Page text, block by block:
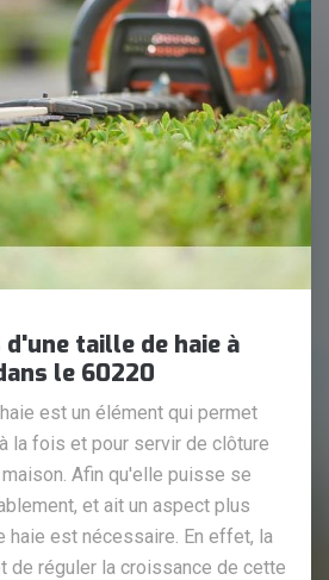
taille de haie à
le 60220
est un élément qui permet
la fois et pour servir de clôture
Afin qu'elle puisse se
et ait un aspect plus
haie est nécessaire. En effet, la
de réguler la croissance de cette